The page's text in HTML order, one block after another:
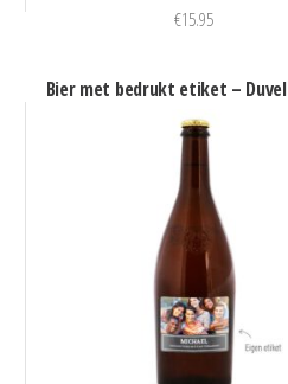
€15.95
Bier met bedrukt etiket – Duvel